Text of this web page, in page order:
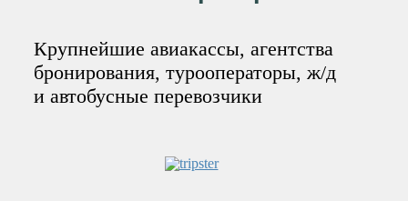
Крупнейшие авиакассы, агентства
бронирования, турооператоры, ж/д
и автобусные перевозчики